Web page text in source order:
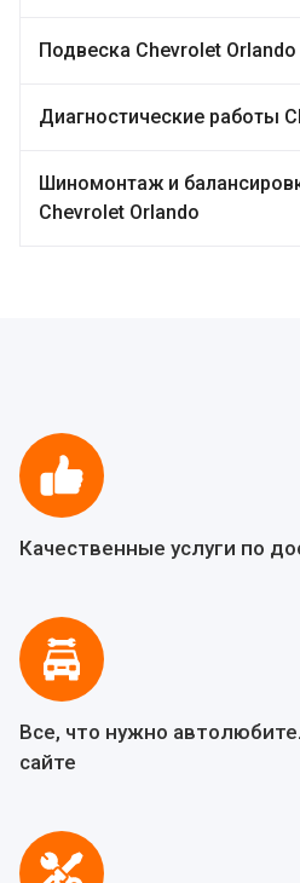
Подвеска Chevrolet Orlando
Диагностические работы
Шиномонтаж и
Chevrolet Orlando
Качественные услуги по
Все, что нужно
сайте